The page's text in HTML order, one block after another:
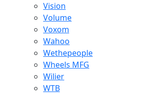
Vision
Volume
Voxom
Wahoo
Wethepeople
Wheels MFG
Wilier
WTB